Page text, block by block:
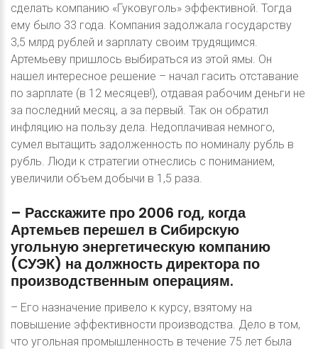
сделать компанию «Гуковуголь» эффективной. Тогда
ему было 33 года. Компания задолжала государству
3,5 млрд рублей и зарплату своим трудящимся.
Артемьеву пришлось выбираться из этой ямы. Он
нашел интересное решение – начал гасить отставание
по зарплате (в 12 месяцев!), отдавая рабочим деньги не
за последний месяц, а за первый. Так он обратил
инфляцию на пользу дела. Недоплачивая немного,
сумел вытащить задолженность по номиналу рубль в
рубль. Люди к стратегии отнеслись с пониманием,
увеличили объем добычи в 1,5 раза.
– Расскажите про 2006 год, когда
Артемьев перешел вСибирскую
угольнуюэнергетическую компанию
(СУЭК) надолжностьдиректора по
производственным операциям.
– Его назначение привело к курсу, взятому на
повышение эффективности производства. Дело в том,
что угольная промышленность в течение 75 лет была